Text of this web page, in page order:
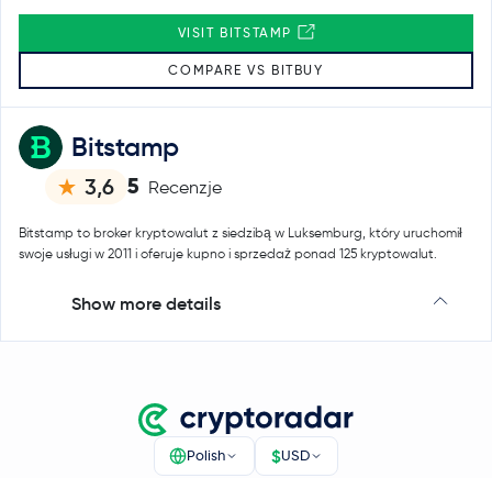
Bitstamp
3,6 5 Recenzje
Bitstamp to broker kryptowalut z siedzibą w Luksemburg, który uruchomił
swoje usługi w 2011 i oferuje kupno i sprzedaż ponad 125 kryptowalut.
Show more details
VISIT BITSTAMP
COMPARE VS BITBUY
Polish $USD